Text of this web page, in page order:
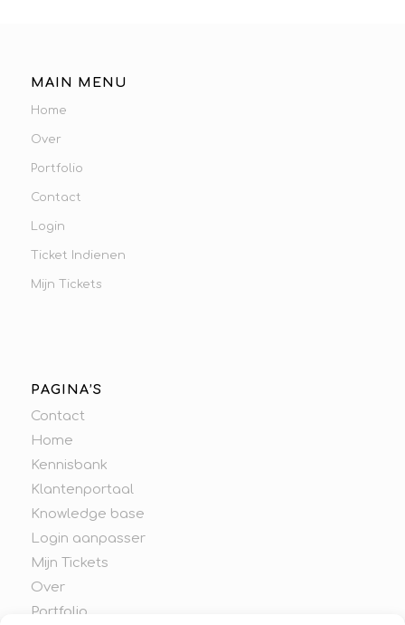
MAIN MENU
Home
Over
Portfolio
Contact
Login
Ticket Indienen
Mijn Tickets
PAGINA’S
Contact
Home
Kennisbank
Klantenportaal
Knowledge base
Login aanpasser
Mijn Tickets
Over
Portfolio